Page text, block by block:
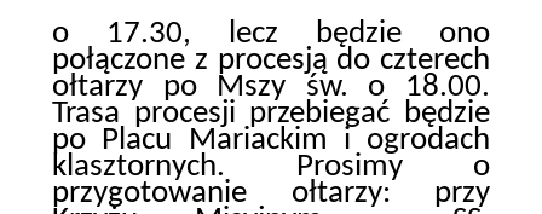
o 17.30, lecz będzie ono
połączone z procesją do czterech
ołtarzy po Mszy św. o 18.00.
Trasa procesji przebiegać będzie
po Placu Mariackim i ogrodach
klasztornych. Prosimy o
przygotowanie ołtarzy: przy